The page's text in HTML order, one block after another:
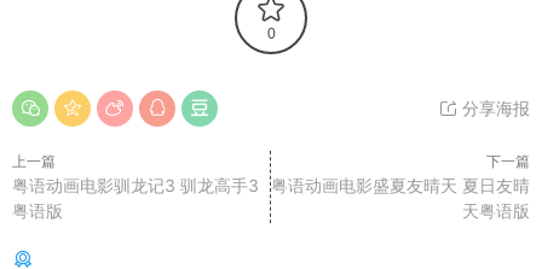
0
分享海报
上一篇
粤语动画电影驯龙记3 驯龙高手3
粤语版
下一篇
粤语动画电影盛夏友晴天 夏日友晴
天粤语版